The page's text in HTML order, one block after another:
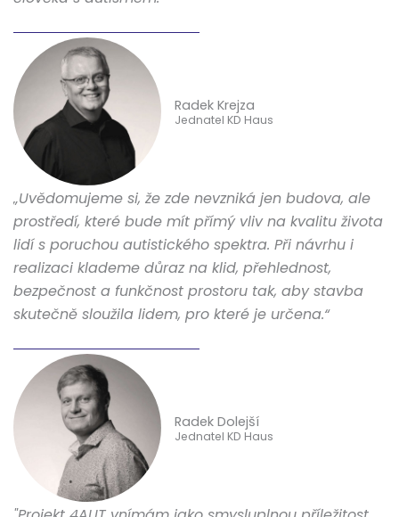
Radek Krejza
Jednatel KD Haus
„Uvědomujeme si, že zde nevzniká jen budova, ale
prostředí, které bude mít přímý vliv na kvalitu života
lidí s poruchou autistického spektra. Při návrhu i
realizaci klademe důraz na klid, přehlednost,
bezpečnost a funkčnost prostoru tak, aby stavba
skutečně sloužila lidem, pro které je určena.“
Radek Dolejší
Jednatel KD Haus